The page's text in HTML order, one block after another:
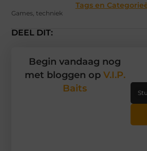
Tags en
Games, techniek
DEEL DIT:
Begin vandaag nog
met bloggen op V.I.P.
Baits